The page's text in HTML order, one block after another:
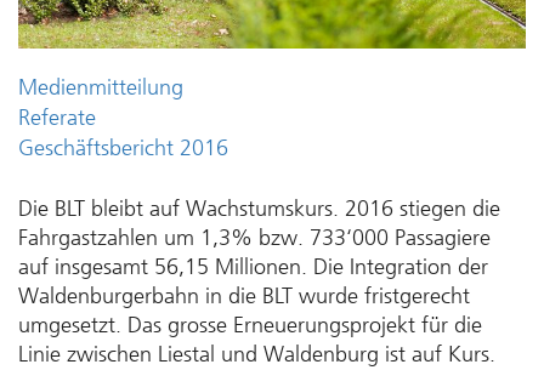
Medienmitteilung
Referate
Geschäftsbericht 2016
Die BLT bleibt auf Wachstumskurs. 2016 stiegen die
Fahrgastzahlen um 1,3% bzw. 733‘000 Passagiere
auf insgesamt 56,15 Millionen. Die Integration der
Waldenburgerbahn in die BLT wurde fristgerecht
umgesetzt. Das grosse Erneuerungsprojekt für die
Linie zwischen Liestal und Waldenburg ist auf Kurs.